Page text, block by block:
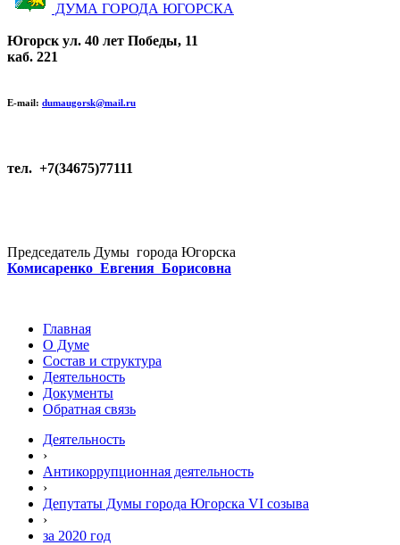
ДУМА ГОРОДА ЮГОРСКА
Югорск ул. 40 лет Победы, 11
каб. 221
E-mail: dumaugorsk@mail.ru
тел. +7(34675)77111
Председатель Думы города Югорска
Комисаренко Евгения Борисовна
Главная
О Думе
Состав и структура
Деятельность
Документы
Обратная связь
Деятельность
›
Антикоррупционная деятельность
›
Депутаты Думы города Югорска VI созыва
›
за 2020 год